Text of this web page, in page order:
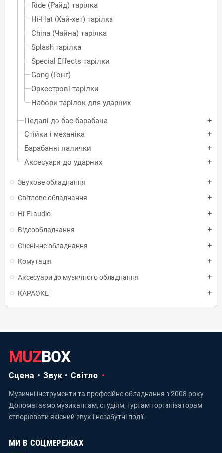
Ride (Райд) тарілка
Hi-Hat (Хай-хет) тарілка
China (Чайна) тарілка
Splash тарілка
Special Effects тарілки
Gong (Гонг)
Оркестрові тарілки
Набори тарілок для ударних
Педалі до бас-барабана
add
Стійки і механіка add
Барабанні палички add
Аксесуари до ударних add
Звукове обладнання add
Світлове обладнання add
Hi-Fi audio add
Відеообладнання add
Сценічне обладнання add
Комутація add
Аксесуари до музичного обладнання add
КАРАОКЕ add
MUZBOX
Сцена • Звук • Світло
Музичні інструменти та професійне обладнання з 2008 року.
Допомагаємо музикантам, студіям, гуртам і організаторам
створювати якісний звук і незабутні події.
МИ В СОЦМЕРЕЖАХ